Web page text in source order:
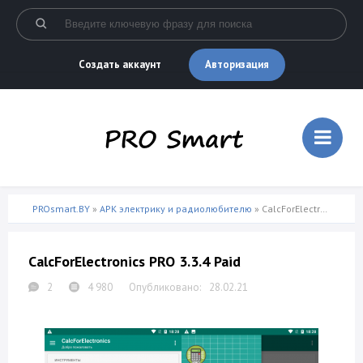
Создать аккаунт Авторизация
PROsmart.BY » APK электрику и радиолюбителю » CalcForElectronics PRO 3.3.4 Paid
CalcForElectronics PRO 3.3.4 Paid
28.02.21
2 4 980